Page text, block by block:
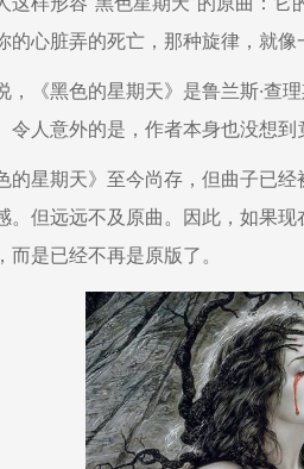
的心脏弄的死亡，那种旋律，就像
黑色的星期天》是鲁兰斯·查理
令人意外的是，作者本身也没想到
期天》至今尚存，但曲子已经
。但远远不及原曲。因此，如果
而是已经不再是原版了。